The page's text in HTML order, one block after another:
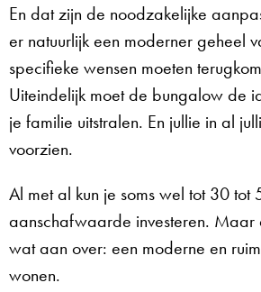
En dat zijn de noodzakelijke
er natuurlijk een moderner geheel
specifieke wensen moeten
Uiteindelijk moet de bungalow de
je familie uitstralen. En jullie in al
voorzien.
Al met al kun je soms wel tot 30 tot
aanschafwaarde investeren. Maar
wat aan over: een moderne en
wonen.